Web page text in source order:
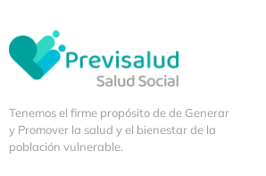
Tenemos el firme propósito de de Generar
y Promover la salud y el bienestar de la
población vulnerable.